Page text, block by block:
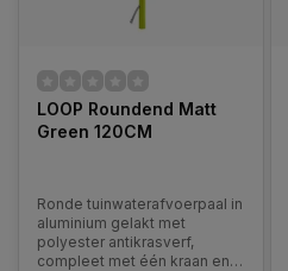
LOOP Roundend Matt
Green 120CM
Ronde tuinwaterafvoerpaal in
aluminium gelakt met
polyester antikrasverf,
compleet met één kraan en